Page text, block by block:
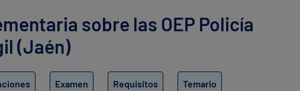
sobre las OEP Policía
(Jaén)
Examen Requisitos Temario